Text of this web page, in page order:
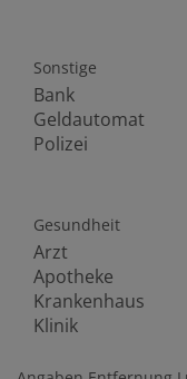
Sonstige
Bank
Geldautomat
Polizei
Gesundheit
Arzt
Apotheke
Krankenhaus
Klinik